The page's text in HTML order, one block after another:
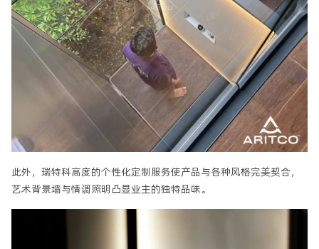
此外，瑞特科高度的个性化定制服务使产品与各种风格完美契合，
艺术背景墙与情调照明凸显业主的独特品味。